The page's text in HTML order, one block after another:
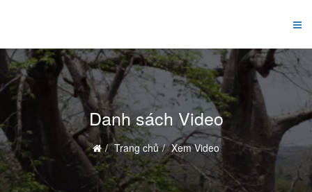
Danh sách Video
Trang chủ Xem Video